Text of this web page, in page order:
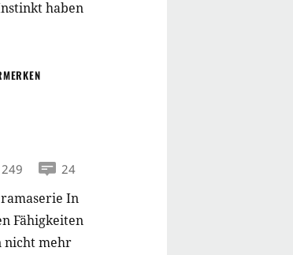
haben
249 24
In
Fähigkeiten
nicht mehr